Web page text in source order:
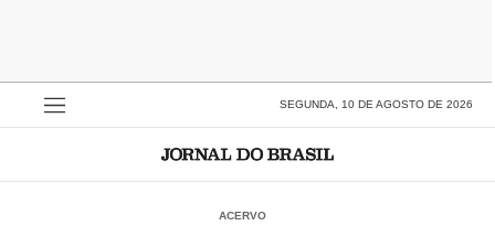
SEGUNDA, 10 DE AGOSTO DE 2026
ACERVO